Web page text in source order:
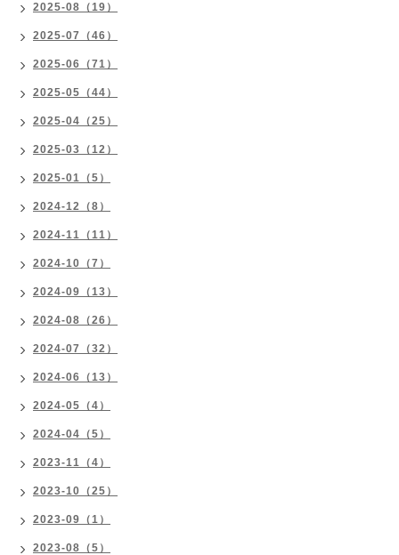
2025-08（19）
2025-07（46）
2025-06（71）
2025-05（44）
2025-04（25）
2025-03（12）
2025-01（5）
2024-12（8）
2024-11（11）
2024-10（7）
2024-09（13）
2024-08（26）
2024-07（32）
2024-06（13）
2024-05（4）
2024-04（5）
2023-11（4）
2023-10（25）
2023-09（1）
2023-08（5）